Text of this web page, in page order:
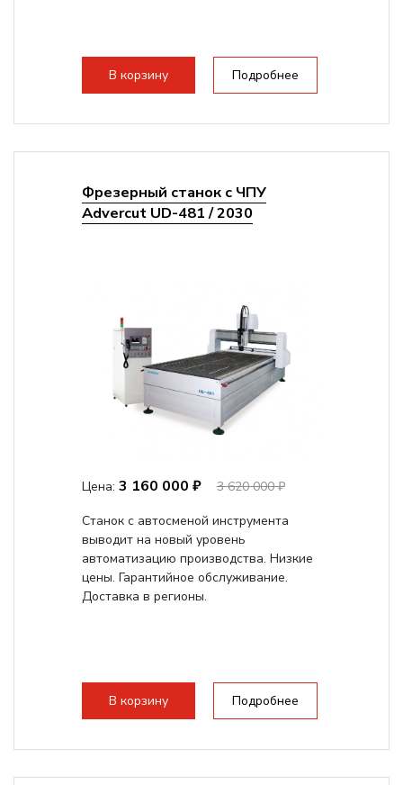
В корзину Подробнее
Фрезерный станок с ЧПУ
Advercut UD-481 / 2030
Цена: 3 160 000 ₽
3 620 000 ₽
Станок с автосменой инструмента
выводит на новый уровень
автоматизацию производства. Низкие
цены. Гарантийное обслуживание.
Доставка в регионы.
В корзину Подробнее